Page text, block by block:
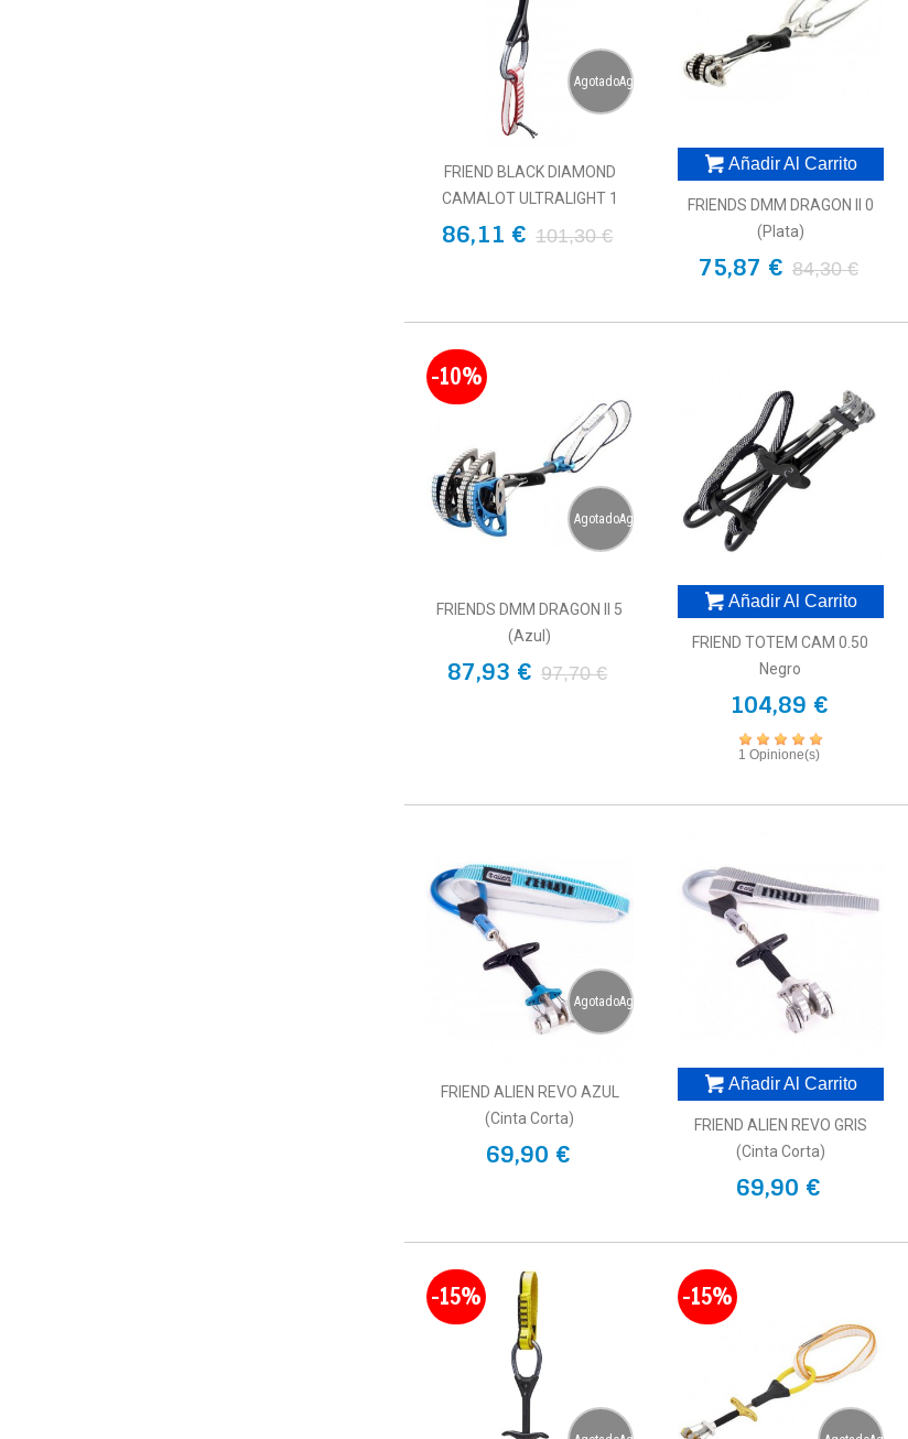
AgotadoAgotado
FRIEND BLACK DIAMOND
CAMALOT ULTRALIGHT 1
86,11 € 101,30 €
Añadir Al Carrito
FRIENDS DMM DRAGON II 0
(plata)
75,87 € 84,30 €
AgotadoAgotado
-10%
FRIENDS DMM DRAGON II 5
(azul)
87,93 € 97,70 €
Añadir Al Carrito
FRIEND TOTEM CAM 0.50
Negro
104,89 €
1 Opinione(s)
AgotadoAgotado
FRIEND ALIEN REVO AZUL
(cinta Corta)
69,90 €
Añadir Al Carrito
FRIEND ALIEN REVO GRIS
(cinta Corta)
69,90 €
-15% -15%